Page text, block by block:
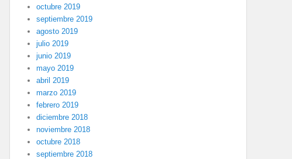
octubre 2019
septiembre 2019
agosto 2019
julio 2019
junio 2019
mayo 2019
abril 2019
marzo 2019
febrero 2019
diciembre 2018
noviembre 2018
octubre 2018
septiembre 2018